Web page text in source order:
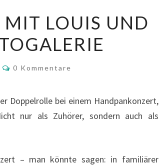
LOUIS UND
Kommentare
0 Kommentare
Doppelrolle bei einem Handpankonzert,
nur als Zuhörer, sondern auch als
– man könnte sagen: in familiärer